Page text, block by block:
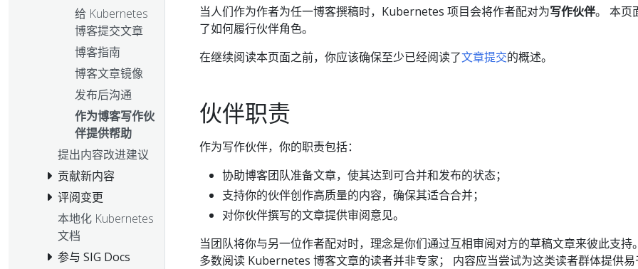
给 Kubernetes
博客提交文章
博客指南
博客文章镜像
发布后沟通
作为博客写作伙
伴提供帮助
提出内容改进建议
贡献新内容
评阅变更
本地化 Kubernetes
文档
参与 SIG Docs
当人们作为作者为任一博客撰稿时，Kubernetes 项目会将作者配对为写作伙伴。 本页
了如何履行伙伴角色。
在继续阅读本页面之前，你应该确保至少已经阅读了文章提交的概述。
伙伴职责
作为写作伙伴，你的职责包括：
协助博客团队准备文章，使其达到可合并和发布的状态；
支持你的伙伴创作高质量的内容，确保其适合合并；
对你伙伴撰写的文章提供审阅意见。
当团队将你与另一位作者配对时，理念是你们通过互相审阅对方的草稿文章来彼此支持
多数阅读 Kubernetes 博客文章的读者并非专家； 内容应当尝试为这类读者群体提供易